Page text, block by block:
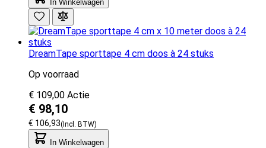
In Winkelwagen
DreamTape sporttape 4 cm doos à 24 stuks
Op voorraad
€ 109,00 Actie
€ 106,93
€ 98,10
In Winkelwagen